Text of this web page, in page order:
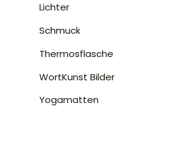
Lichter
Schmuck
Thermosflasche
WortKunst Bilder
Yogamatten